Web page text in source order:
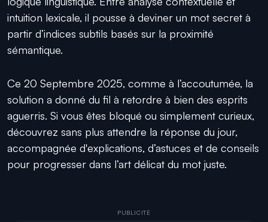
intuition lexicale, il pousse à deviner un mot secret à
partir d’indices subtils basés sur la proximité
sémantique.
Ce 20 Septembre 2025, comme à l’accoutumée, la
solution a donné du fil à retordre à bien des esprits
aguerris. Si vous êtes bloqué ou simplement curieux,
découvrez sans plus attendre la réponse du jour,
accompagnée d'explications, d’astuces et de conseils
pour progresser dans l’art délicat du mot juste.